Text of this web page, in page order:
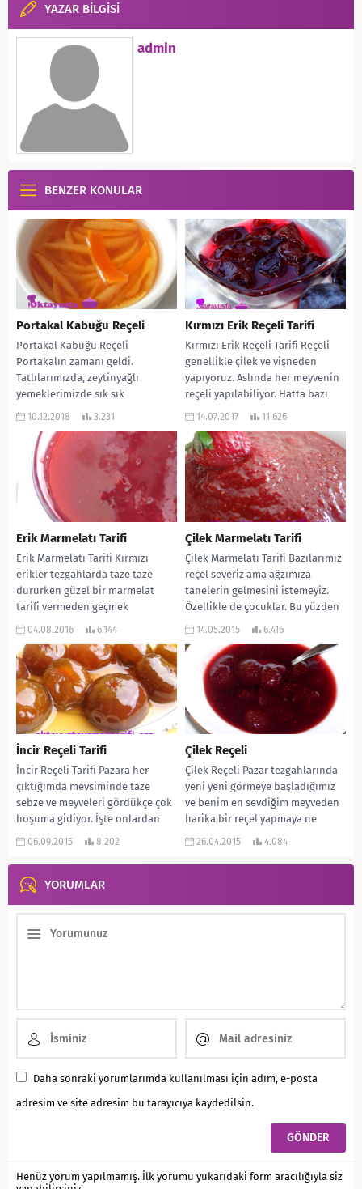
YAZAR BİLGİSİ
admin
BENZER KONULAR
Portakal Kabuğu Reçeli
Portakal Kabuğu Reçeli
Portakalın zamanı geldi.
Tatlılarımızda, zeytinyağlı
yemeklerimizde sık sık
kullanmaya başlayacağız. Bu gün
yapalım...
10.12.2018 3.231
Kırmızı Erik Reçeli Tarifi
Kırmızı Erik Reçeli Tarifi Reçeli
genellikle çilek ve vişneden
yapıyoruz. Aslında her meyvenin
reçeli yapılabiliyor. Hatta bazı
sebzelerin bile… Bu...
14.07.2017 11.626
Erik Marmelatı Tarifi
Erik Marmelatı Tarifi Kırmızı
erikler tezgahlarda taze taze
dururken güzel bir marmelat
tarifi vermeden geçmek
istemedim. Sabahları kahvaltıda
04.08.2016 6.144
Çilek Marmelatı Tarifi
Çilek Marmelatı Tarifi Bazılarımız
reçel severiz ama ağzımıza
tanelerin gelmesini istemeyiz.
Özellikle de çocuklar. Bu yüzden
bende kolayını, marmelat
14.05.2015 6.416
İncir Reçeli Tarifi
İncir Reçeli Tarifi Pazara her
çıktığımda mevsiminde taze
sebze ve meyveleri gördükçe çok
hoşuma gidiyor. İşte onlardan
biri daha… Görüp,...
06.09.2015 8.202
Çilek Reçeli
Çilek Reçeli Pazar tezgahlarında
yeni yeni görmeye başladığımız
ve benim en sevdiğim meyveden
harika bir reçel yapmaya ne
dersiniz? Kahvaltılar...
26.04.2015 4.084
YORUMLAR
Daha sonraki yorumlarımda kullanılması için adım, e-posta
adresim ve site adresim bu tarayıcıya kaydedilsin.
Henüz yorum yapılmamış. İlk yorumu yukarıdaki form aracılığıyla siz